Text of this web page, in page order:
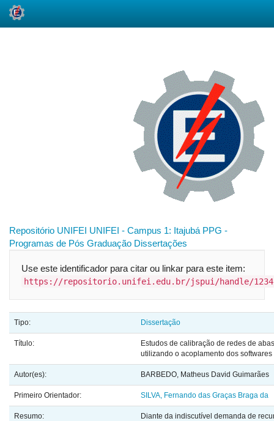
Repositório UNIFEI UNIFEI - Campus 1: Itajubá PPG -
Programas de Pós Graduação Dissertações
Use este identificador para citar ou linkar para este item:
https://repositorio.unifei.edu.br/jspui/handle/
Tipo: Dissertação
Título:
Estudos de calibração de redes de
utilizando o acoplamento dos softwares
Autor(es): BARBEDO, Matheus David Guimarães
Primeiro Orientador: SILVA, Fernando das Graças Braga da
Resumo:
Diante da indiscutível demanda de